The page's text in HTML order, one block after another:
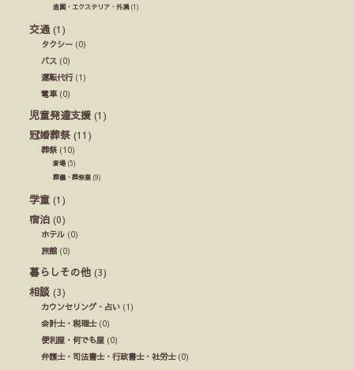
造園・エクステリア・外溝(1)
交通 (1)
タクシー (0)
バス (0)
運転代行(1)
電車(0)
児童発達支援 (1)
冠婚葬祭 (11)
葬祭(10)
斎場(5)
葬儀・葬祭業 (9)
学童 (1)
宿泊 (0)
ホテル (0)
旅館 (0)
暮らしその他 (3)
相談 (3)
カウンセリング・占い (1)
会計士・税理士(0)
便利屋・何でも屋 (0)
弁護士・司法書士・行政書士・社労士(0)